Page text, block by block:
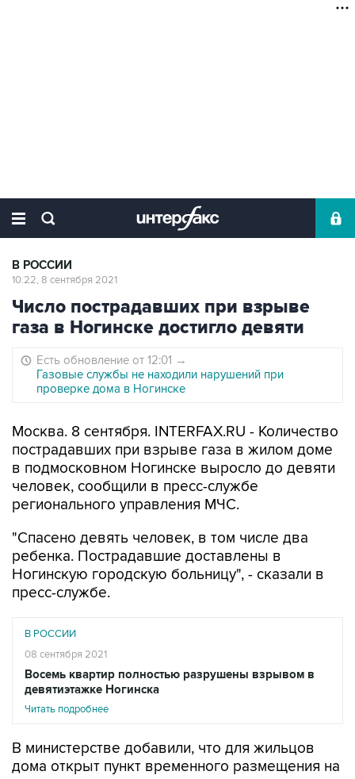
В РОССИИ
10:22, 8 сентября 2021
Число пострадавших при взрыве
газа в Ногинске достигло девяти
Есть обновление от 12:01 →
Газовые службы не находили нарушений при
проверке дома в Ногинске
Москва. 8 сентября. INTERFAX.RU - Количество
пострадавших при взрыве газа в жилом доме
в подмосковном Ногинске выросло до девяти
человек, сообщили в пресс-службе
регионального управления МЧС.
"Спасено девять человек, в том числе два
ребенка. Пострадавшие доставлены в
Ногинскую городскую больницу", - сказали в
пресс-службе.
В РОССИИ
08 сентября 2021
Восемь квартир полностью разрушены взрывом в
девятиэтажке Ногинска
Читать подробнее
В министерстве добавили, что для жильцов
дома открыт пункт временного размещения на